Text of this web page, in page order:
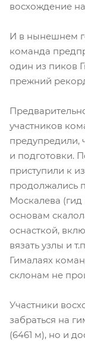
восхождение
И в нынешнем
команда
один из пиков
прежний
участников
предупредили,
и подготовки.
приступили к
продолжались
Москалева
основам
оснасткой,
вязать узлы и
Гималаях
склонам не
Участники
забраться на
(6461 м), но и